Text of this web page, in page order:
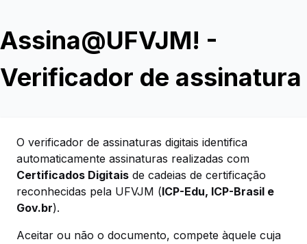
Assina@UFVJM! -
Verificador de assinatura
O verificador de assinaturas digitais identifica
automaticamente assinaturas realizadas com
Certificados Digitais de cadeias de certificação
reconhecidas pela UFVJM (ICP-Edu, ICP-Brasil e
Gov.br).
Aceitar ou não o documento, compete àquele cuja